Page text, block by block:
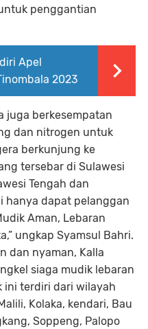
penggantian
Apel
2023
juga berkesempatan
dan nitrogen untuk
berkunjung ke
tersebar di Sulawesi
Tengah dan
hanya dapat pelanggan
Aman, Lebaran
ungkap Syamsul Bahri.
dan nyaman, Kalla
siaga mudik lebaran
ini terdiri dari wilayah
Kolaka, kendari, Bau
Soppeng, Palopo